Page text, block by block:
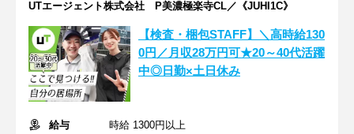
UTエージェント株式会社 P美濃極楽寺CL／《JUHI1C》
【検査・梱包STAFF】＼高時給130
0円／月収28万円可★20～40代活躍
中◎日勤×土日休み
給与
時給 1300円以上